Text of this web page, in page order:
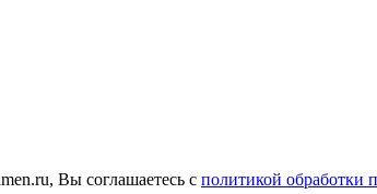
Вы соглашаетесь с политикой обработки